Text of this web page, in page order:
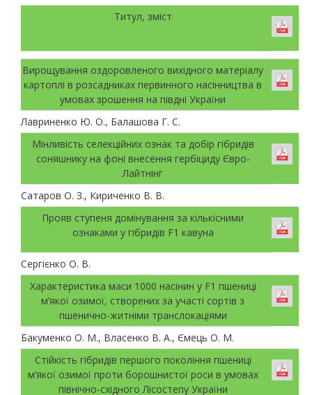
Титул, зміст
Вирощування оздоровленого вихідного матеріалу
картоплі в розсадниках первинного насінництва в
умовах зрошення на півдні України
Лавриненко Ю. О., Балашова Г. С.
Мінливість селекційних ознак та добір гібридів
соняшнику на фоні внесення гербіциду Євро-
Лайтнінг
Сатаров О. З., Кириченко В. В.
Прояв ступеня домінування за кількісними
ознаками у гібридів F1 кавуна
Сергієнко О. В.
Характеристика маси 1000 насінин у F1 пшениці
м’якої озимої, створених за участі сортів з
пшенично-житніми транслокаціями
Бакуменко О. М., Власенко В. А., Ємець О. М.
Стійкість гібридів першого покоління пшениці
м’якої озимої проти борошнистої роси в умовах
північно-східного Лісостепу України